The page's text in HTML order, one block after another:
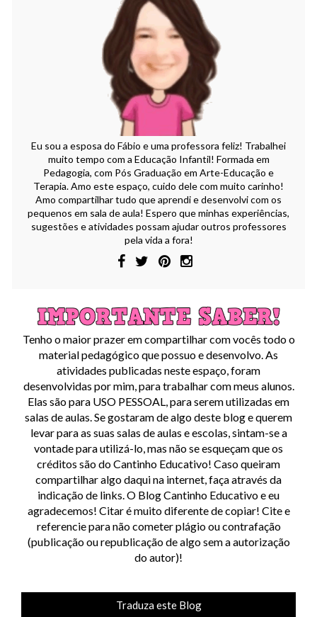
Eu sou a esposa do Fábio e uma professora feliz! Trabalhei
muito tempo com a Educação Infantil! Formada em
Pedagogia, com Pós Graduação em Arte-Educação e
Terapia. Amo este espaço, cuido dele com muito carinho!
Amo compartilhar tudo que aprendi e desenvolvi com os
pequenos em sala de aula! Espero que minhas experiências,
sugestões e atividades possam ajudar outros professores
pela vida a fora!
Tenho o maior prazer em compartilhar com vocês todo o
material pedagógico que possuo e desenvolvo. As
atividades publicadas neste espaço, foram
desenvolvidas por mim, para trabalhar com meus alunos.
Elas são para USO PESSOAL, para serem utilizadas em
salas de aulas. Se gostaram de algo deste blog e querem
levar para as suas salas de aulas e escolas, sintam-se a
vontade para utilizá-lo, mas não se esqueçam que os
créditos são do Cantinho Educativo! Caso queiram
compartilhar algo daqui na internet, faça através da
indicação de links. O Blog Cantinho Educativo e eu
agradecemos! Citar é muito diferente de copiar! Cite e
referencie para não cometer plágio ou contrafação
(publicação ou republicação de algo sem a autorização
do autor)!
Traduza este Blog